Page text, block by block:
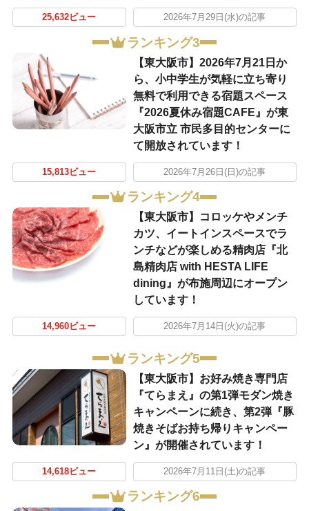
25,632ビュー 2026年7月29日(水)の記事
ランキング3
【東大阪市】2026年7月21日か
ら、小中学生が気軽に立ち寄り
無料で利用できる宿題スペース
『2026夏休み宿題CAFE』が東
大阪市立 市民多目的センターに
て開放されています！
15,813ビュー 2026年7月26日(日)の記事
ランキング4
【東大阪市】コロッケやメンチ
カツ、イートインスペースでラ
ンチなどが楽しめる精肉店『北
島精肉店 with HESTA LIFE
dining』が布施周辺にオープン
しています！
14,960ビュー 2026年7月14日(火)の記事
ランキング5
【東大阪市】お好み焼き専門店
『てらまえ』の第1弾モダン焼き
キャンペーンに続き、第2弾『豚
焼きそばお持ち帰りキャンペー
ン』が開催されています！
14,618ビュー 2026年7月11日(土)の記事
ランキング6